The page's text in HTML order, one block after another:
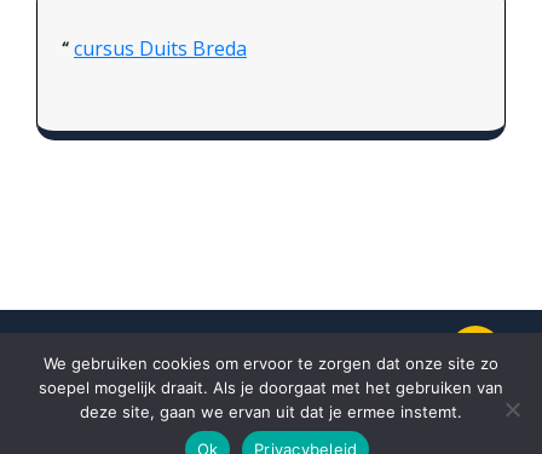
cursus Duits Breda
Proudly powered by WordPress. Theme
by Weblizar.
We gebruiken cookies om ervoor te zorgen dat onze site zo
soepel mogelijk draait. Als je doorgaat met het gebruiken van
deze site, gaan we ervan uit dat je ermee instemt.
Ok
Privacybeleid